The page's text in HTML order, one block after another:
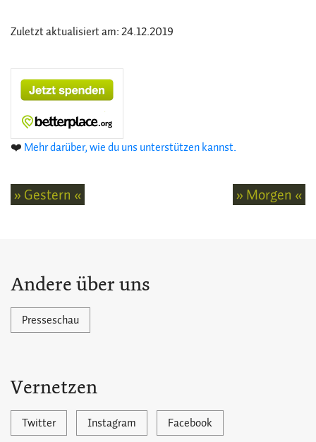
Zuletzt aktualisiert am: 24.12.2019
❤️ Mehr darüber, wie du uns unterstützen kannst.
» Gestern « » Morgen «
Andere über uns
Presseschau
Vernetzen
Twitter Instagram Facebook